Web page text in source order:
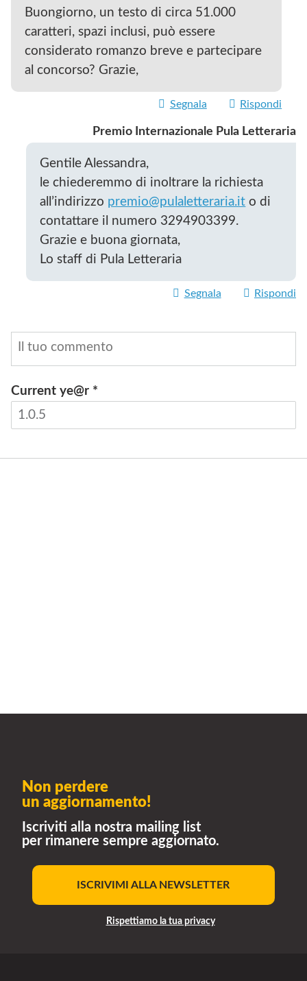
Buongiorno, un testo di circa 51.000
caratteri, spazi inclusi, può essere
considerato romanzo breve e partecipare
al concorso? Grazie,
Segnala Rispondi
Premio Internazionale Pula Letteraria
Gentile Alessandra,
le chiederemmo di inoltrare la richiesta
all’indirizzo premio@pulaletteraria.it o di
contattare il numero 3294903399.
Grazie e buona giornata,
Lo staff di Pula Letteraria
Segnala Rispondi
Current ye@r *
Non perdere
un aggiornamento!
Iscriviti alla nostra mailing list
per rimanere sempre aggiornato.
ISCRIVIMI ALLA NEWSLETTER
Rispettiamo la tua privacy